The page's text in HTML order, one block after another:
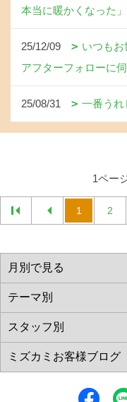
本当に暖かくなった
25/12/09
いつもお
アフターフォローに
25/08/31 一番うれ
1ペー
1 2